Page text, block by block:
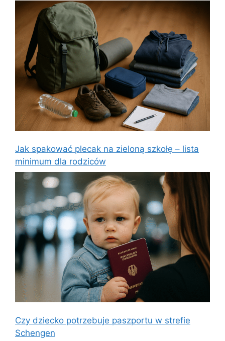
Jak spakować plecak na zieloną szkołę – lista
minimum dla rodziców
Czy dziecko potrzebuje paszportu w strefie
Schengen